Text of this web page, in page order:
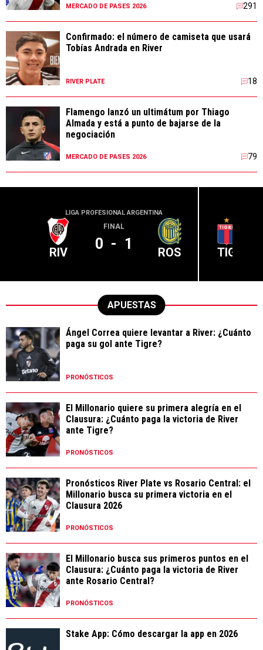
MERCADO DE PASES 2026 291
Confirmado: el número de camiseta que usará
Tobías Andrada en River
RIVER PLATE 18
Flamengo lanzó un ultimátum por Thiago
Almada y está a punto de bajarse de la
negociación
MERCADO DE PASES 2026 79
LIGA PROFESIONAL ARGENTINA
RIV
FINAL
0 - 1 ROS TIG
APUESTAS
Ángel Correa quiere levantar a River: ¿Cuánto
paga su gol ante Tigre?
PRONÓSTICOS
El Millonario quiere su primera alegría en el
Clausura: ¿Cuánto paga la victoria de River
ante Tigre?
PRONÓSTICOS
Pronósticos River Plate vs Rosario Central: el
Millonario busca su primera victoria en el
Clausura 2026
PRONÓSTICOS
El Millonario busca sus primeros puntos en el
Clausura: ¿Cuánto paga la victoria de River
ante Rosario Central?
PRONÓSTICOS
Stake App: Cómo descargar la app en 2026